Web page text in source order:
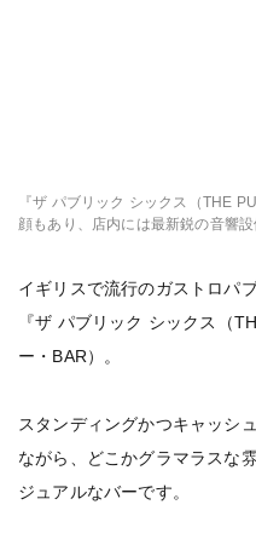
『ザ パブリック シックス（THE
顔もあり、店内には最新鋭の音響
イギリスで流行のガストロパ
『ザ パブリック シックス（
ー・BAR）。
スタンディングかつキャッシ
ながら、どこかグラマラスな
ジュアルなバーです。